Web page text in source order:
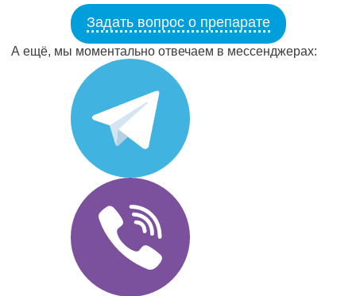
Задать вопрос о препарате
А ещё, мы моментально отвечаем в мессенджерах: